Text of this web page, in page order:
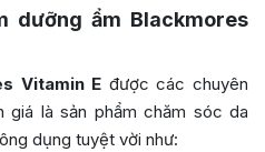
dưỡng ẩm Blackmores
Vitamin E được các chuyên
giá là sản phẩm chăm sóc da
dụng tuyệt vời như: